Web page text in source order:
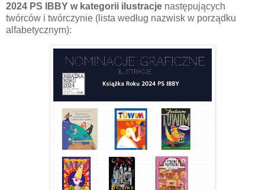
2024 PS IBBY w kategorii ilustracje następujących
twórców i twórczynie (lista według nazwisk w porządku
alfabetycznym):